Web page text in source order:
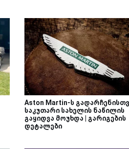
Aston Martin-ს
საკუთარი სახელის ნაწილის
გაყიდვა მოუხდა | გარიგების
დეტალები